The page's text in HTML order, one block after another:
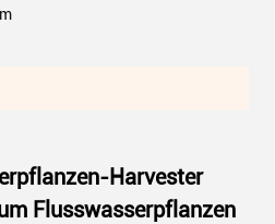
Harvester
Flusswasserpflanzen